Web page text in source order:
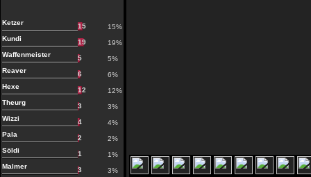
Ketzer 15
15%
Kundi
19
19%
Waffenmeister
5
5%
Reaver
6
6%
Hexe
12
12%
Theurg
3
3%
Wizzi
4
4%
Pala
2
2%
Söldi
1
1%
Malmer
3
3%